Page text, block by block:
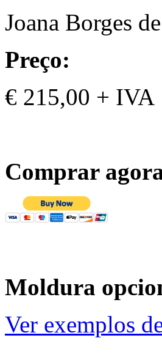
Joana Borges
Preço:
€ 215,00 + IVA
Comprar
Moldura
Ver exemplos